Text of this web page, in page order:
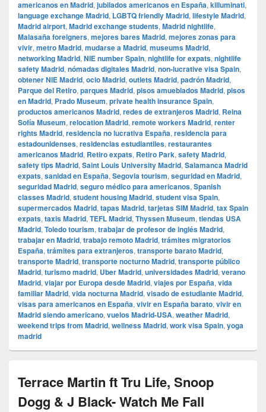
americanos en Madrid, jubilados americanos en España, killuminati,
language exchange Madrid, LGBTQ friendly Madrid, lifestyle Madrid,
Madrid airport, Madrid exchange students, Madrid nightlife,
Malasaña foreigners, mejores bares Madrid, mejores zonas para
vivir, metro Madrid, mudarse a Madrid, museums Madrid,
networking Madrid, NIE number Spain, nightlife for expats, nightlife
safety Madrid, nómadas digitales Madrid, non-lucrative visa Spain,
obtener NIE Madrid, ocio Madrid, outlets Madrid, padrón Madrid,
Parque del Retiro, parques Madrid, pisos amueblados Madrid, pisos
en Madrid, Prado Museum, private health insurance Spain,
productos americanos Madrid, redes de extranjeros Madrid, Reina
Sofía Museum, relocation Madrid, remote workers Madrid, renter
rights Madrid, residencia no lucrativa España, residencia para
estadounidenses, residencias estudiantiles, restaurantes
americanos Madrid, Retiro expats, Retiro Park, safety Madrid,
safety tips Madrid, Saint Louis University Madrid, Salamanca Madrid
expats, sanidad en España, Segovia tourism, seguridad en Madrid,
seguridad Madrid, seguro médico para americanos, Spanish
classes Madrid, student housing Madrid, student visa Spain,
supermercados Madrid, tapas Madrid, tarjetas SIM Madrid, tax Spain
expats, taxis Madrid, TEFL Madrid, Thyssen Museum, tiendas USA
Madrid, Toledo tourism, trabajar de profesor de inglés Madrid,
trabajar en Madrid, trabajo remoto Madrid, trámites migratorios
España, trámites para extranjeros, transporte barato Madrid,
transporte Madrid, transporte nocturno Madrid, transporte público
Madrid, turismo madrid, Uber Madrid, universidades Madrid, verano
Madrid, viajar por Europa desde Madrid, viajes por España, vida
familiar Madrid, vida nocturna Madrid, visado de estudiante Madrid,
visas para americanos en España, vivir en España barato, vivir en
Madrid siendo americano, vuelos Madrid-USA, weather Madrid,
weekend trips from Madrid, wellness Madrid, work visa Spain, yoga
madrid
Terrace Martin ft Tru Life, Snoop
Dogg & J Black- Watch Me Fall